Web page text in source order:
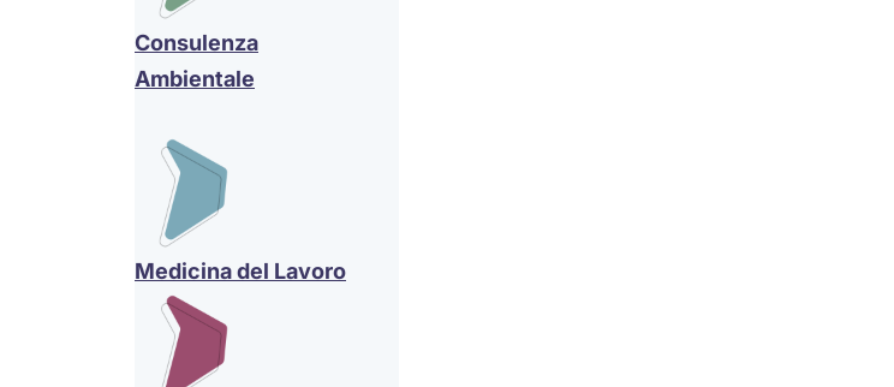
Consulenza
Ambientale
Medicina del Lavoro